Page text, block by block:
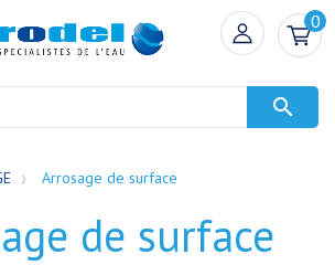
0

Arrosage de surface
de surface